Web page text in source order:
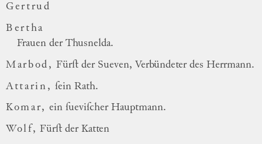
Gertrud
Bertha
Frauen der Thusnelda.
Marbod, Fürſt der Sueven, Verbündeter des Herrmann.
Attarin, ſein Rath.
Komar, ein ſueviſcher Hauptmann.
Wolf, Fürſt der Katten